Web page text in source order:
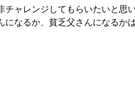
チャレンジしてもらいたいと思い
になるか、貧乏父さんになるか